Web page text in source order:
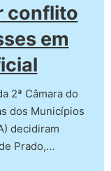
conflito
em
2ª Câmara do
dos Municípios
decidiram
Prado,…